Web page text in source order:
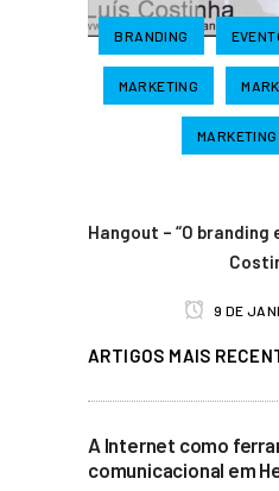
BRANDING
MARKETING
MARKETING
Hangout – “O branding
9 DE
ARTIGOS MAIS
A Internet como
comunicacional em